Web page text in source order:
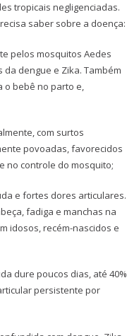
tropicais negligenciadas.
saber sobre a doença:
pelos mosquitos Aedes
dengue e Zika. Também
o bebê no parto e,
com surtos
povoadas, favorecidos
no controle do mosquito;
e fortes dores articulares.
fadiga e manchas na
idosos, recém-nascidos e
dure poucos dias, até 40%
persistente por